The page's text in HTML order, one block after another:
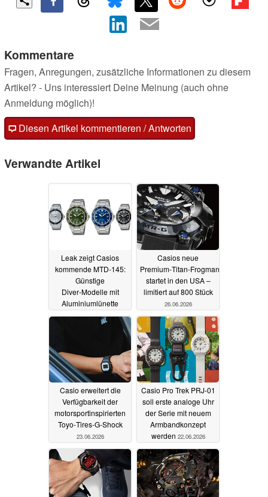
Kommentare
Fragen, Anregungen, zusätzliche Informationen zu diesem
Artikel? - Uns interessiert Deine Meinung (auch ohne
Anmeldung möglich)!
Diesen Artikel kommentieren / Antworten
Verwandte Artikel
Leak zeigt Casios
kommende MTD‑145:
Günstige
Diver‑Modelle mit
Aluminiumlünette
26.06.2026
Casios neue
Premium‑Titan‑Frogman
startet in den USA –
limitiert auf 800 Stück
26.06.2026
Casio erweitert die
Verfügbarkeit der
motorsportinspirierten
Toyo‑Tires‑G‑Shock
23.06.2026
Casio Pro Trek PRJ-01
soll erste analoge Uhr
der Serie mit neuem
Armbandkonzept
werden 22.06.2026